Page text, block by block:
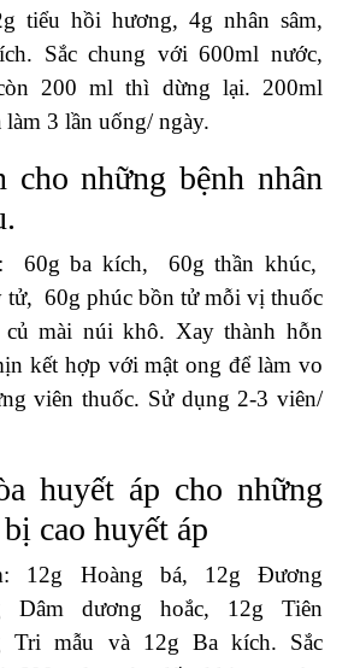
tiểu hồi hương, 4g nhân sâm,
Sắc chung với 600ml nước,
200 ml thì dừng lại. 200ml
làm 3 lần uống/ ngày.
cho những bệnh nhân
60g ba kích, 60g thần khúc,
tử, 60g phúc bồn tử mỗi vị thuốc
mài núi khô. Xay thành hỗn
kết hợp với mật ong để làm vo
viên thuốc. Sử dụng 2-3 viên/
huyết áp cho những
cao huyết áp
12g Hoàng bá, 12g Đương
Dâm dương hoắc, 12g Tiên
Tri mẫu và 12g Ba kích. Sắc